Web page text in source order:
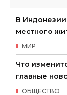
В
местного
МИР
Что
главные
ОБЩЕСТВО